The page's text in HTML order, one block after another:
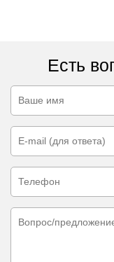
Есть